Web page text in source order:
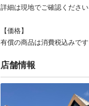
詳細は現地でご確認ください
【価格】
有償の商品は消費税込みです
店舗情報